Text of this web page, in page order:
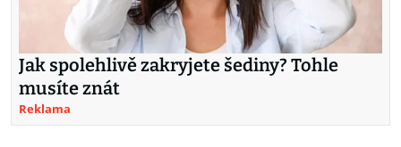
Jak spolehlivě zakryjete šediny? Tohle
musíte znát
Reklama